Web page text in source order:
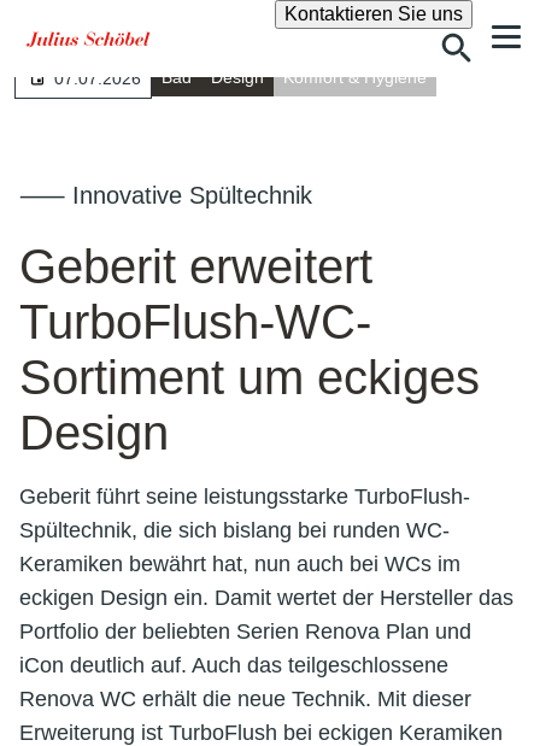
Kontaktieren Sie unsSuche
07.07.2026 Bad Design Komfort & Hygiene
⸺ Innovative Spültechnik
Geberit erweitert
TurboFlush-WC-
Sortiment um eckiges
Design
Geberit führt seine leistungsstarke TurboFlush-
Spültechnik, die sich bislang bei runden WC-
Keramiken bewährt hat, nun auch bei WCs im
eckigen Design ein. Damit wertet der Hersteller das
Portfolio der beliebten Serien Renova Plan und
iCon deutlich auf. Auch das teilgeschlossene
Renova WC erhält die neue Technik. Mit dieser
Erweiterung ist TurboFlush bei eckigen Keramiken